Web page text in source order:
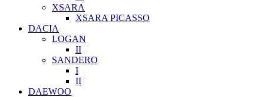
XSARA
XSARA PICASSO
DACIA
LOGAN
II
SANDERO
I
II
DAEWOO